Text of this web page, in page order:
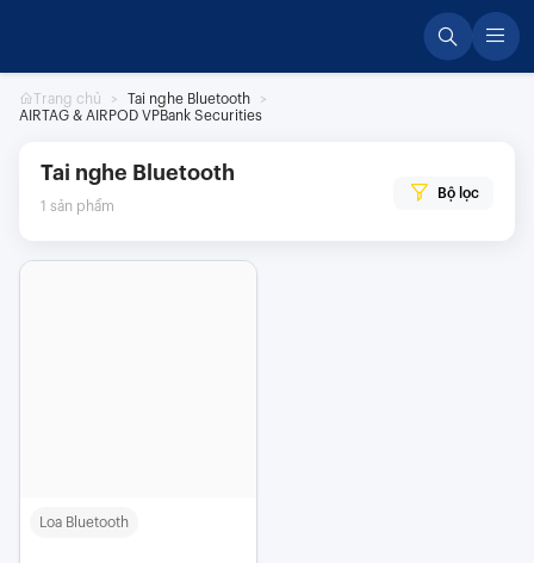
content
Trang chủ
Tai nghe Bluetooth
AIRTAG & AIRPOD VPBank Securities
Tai nghe Bluetooth
1 sản phẩm
Bộ lọc
Loa Bluetooth